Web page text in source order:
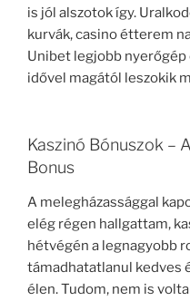
is jól alszotok így.
kurvák, casino étterem
Unibet legjobb nyerőgép
idővel magától leszokik
Kaszinó Bónuszok –
Bonus
A melegházassággal
elég régen hallgattam,
hétvégén a legnagyobb
támadhatatlanul kedves
élen. Tudom, nem is